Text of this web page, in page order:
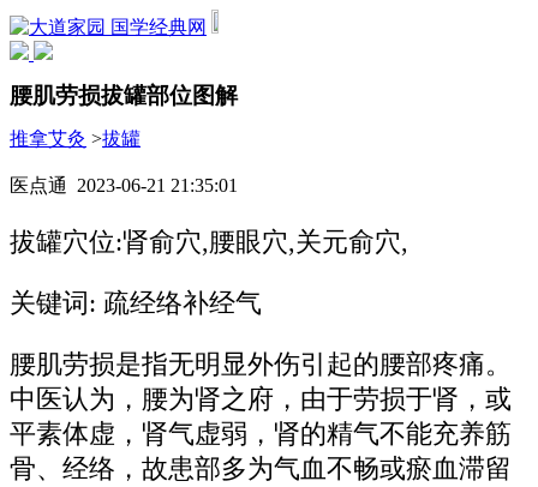
国学经典网
腰肌劳损拔罐部位图解
推拿艾灸 >拔罐
医点通 2023-06-21 21:35:01
拔罐穴位:肾俞穴,腰眼穴,关元俞穴,
关键词: 疏经络补经气
腰肌劳损是指无明显外伤引起的腰部疼痛。
中医认为，腰为肾之府，由于劳损于肾，或
平素体虚，肾气虚弱，肾的精气不能充养筋
骨、经络，故患部多为气血不畅或瘀血滞留